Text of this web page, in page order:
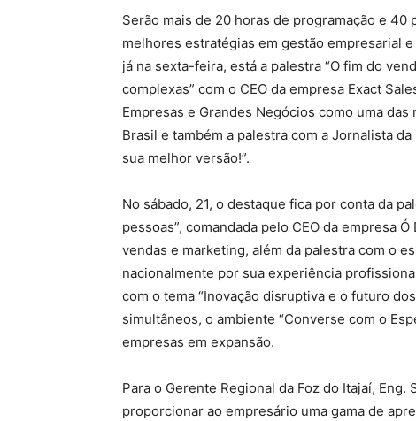
Serão mais de 20 horas de programação e
melhores estratégias em gestão empresarial
já na sexta-feira, está a palestra “O fim do
complexas” com o CEO da empresa Exact
Empresas e Grandes Negócios como uma
Brasil e também a palestra com a Jornalista
sua melhor versão!”.
No sábado, 21, o destaque fica por conta da
pessoas”, comandada pelo CEO da empresa
vendas e marketing, além da palestra com o
nacionalmente por sua experiência
com o tema “Inovação disruptiva e o futuro
simultâneos, o ambiente “Converse com o
empresas em expansão.
Para o Gerente Regional da Foz do Itajaí,
proporcionar ao empresário uma gama de